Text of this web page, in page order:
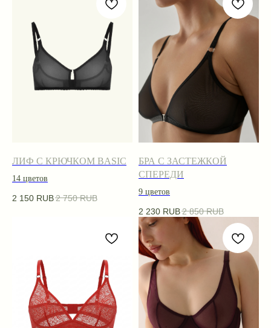
ЛИФ С КРЮЧКОМ BASIC
14 цветов
2 150 RUB2 750 RUB
БРА С ЗАСТЕЖКОЙ
СПЕРЕДИ
9 цветов
2 230 RUB2 850 RUB
Pleva –
возможность быть
Белье идеальное
чудесный комплект
Читать отзыв